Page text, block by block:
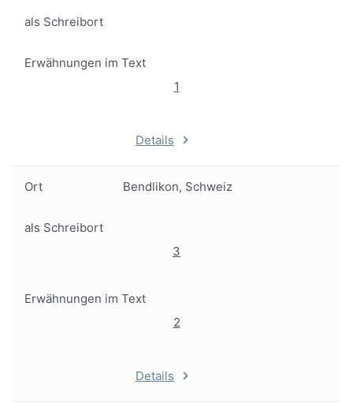
als Schreibort
Erwähnungen im Text
1
Details
Ort Bendlikon, Schweiz
als Schreibort
3
Erwähnungen im Text
2
Details